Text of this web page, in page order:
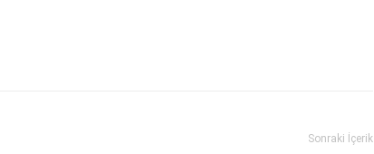
Sonraki İçerik